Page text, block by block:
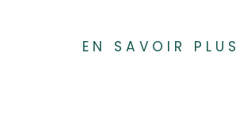
EN SAVOIR PLUS